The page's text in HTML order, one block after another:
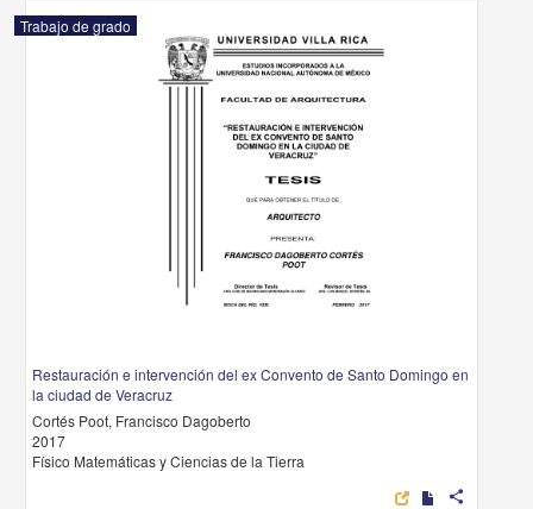
Trabajo de grado
Restauración e intervención del ex Convento de Santo Domingo en
la ciudad de Veracruz
Cortés Poot, Francisco Dagoberto
2017
Físico Matemáticas y Ciencias de la Tierra
share